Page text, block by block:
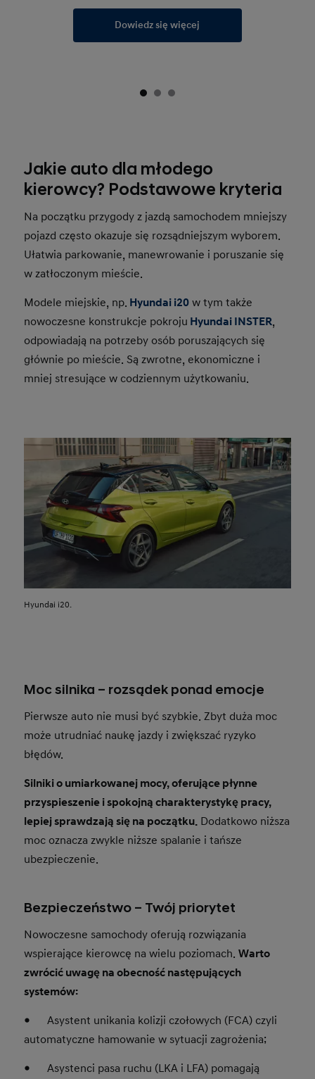
Dowiedz się więcej
Jakie auto dla młodego
kierowcy? Podstawowe kryteria
Na początku przygody z jazdą samochodem mniejszy
pojazd często okazuje się rozsądniejszym wyborem.
Ułatwia parkowanie, manewrowanie i poruszanie się
w zatłoczonym mieście.
Modele miejskie, np. Hyundai i20 w tym także
nowoczesne konstrukcje pokroju Hyundai INSTER,
odpowiadają na potrzeby osób poruszających się
głównie po mieście. Są zwrotne, ekonomiczne i
mniej stresujące w codziennym użytkowaniu.
Hyundai i20.
Moc silnika – rozsądek ponad emocje
Pierwsze auto nie musi być szybkie. Zbyt duża moc
może utrudniać naukę jazdy i zwiększać ryzyko
błędów.
Silniki o umiarkowanej mocy, oferujące płynne
przyspieszenie i spokojną charakterystykę pracy,
lepiej sprawdzają się na początku. Dodatkowo niższa
moc oznacza zwykle niższe spalanie i tańsze
ubezpieczenie.
Bezpieczeństwo – Twój priorytet
Nowoczesne samochody oferują rozwiązania
wspierające kierowcę na wielu poziomach.Warto
zwrócić uwagę na obecność następujących
systemów:
● Asystent unikania kolizji czołowych (FCA) czyli
automatyczne hamowanie w sytuacji zagrożenia;
● Asystenci pasa ruchu (LKA i LFA) pomagają